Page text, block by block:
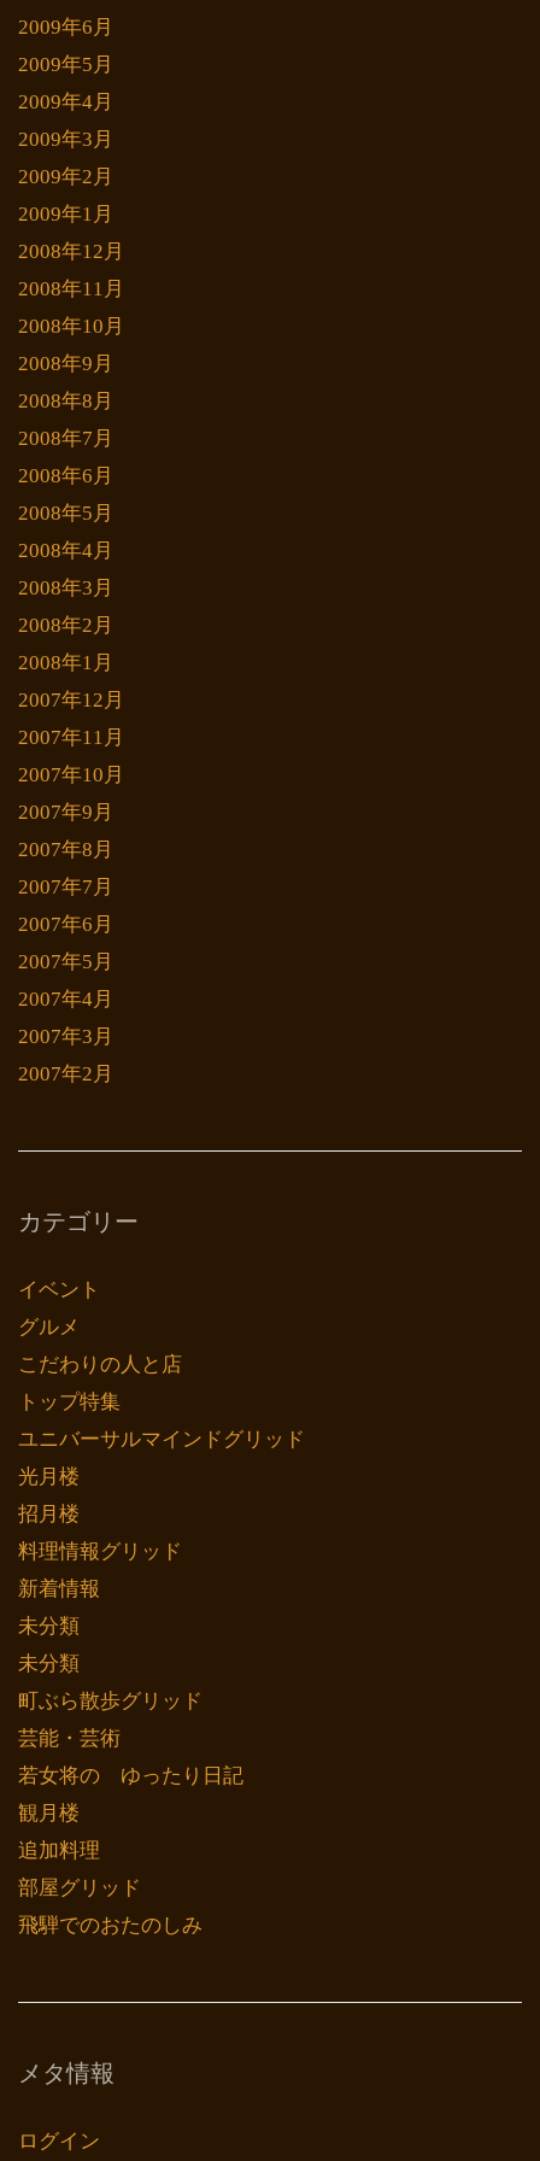
2009年6月
2009年5月
2009年4月
2009年3月
2009年2月
2009年1月
2008年12月
2008年11月
2008年10月
2008年9月
2008年8月
2008年7月
2008年6月
2008年5月
2008年4月
2008年3月
2008年2月
2008年1月
2007年12月
2007年11月
2007年10月
2007年9月
2007年8月
2007年7月
2007年6月
2007年5月
2007年4月
2007年3月
2007年2月
カテゴリー
イベント
グルメ
こだわりの人と店
トップ特集
ユニバーサルマインドグリッド
光月楼
招月楼
料理情報グリッド
新着情報
未分類
未分類
町ぶら散歩グリッド
芸能・芸術
若女将の ゆったり日記
観月楼
追加料理
部屋グリッド
飛騨でのおたのしみ
メタ情報
ログイン